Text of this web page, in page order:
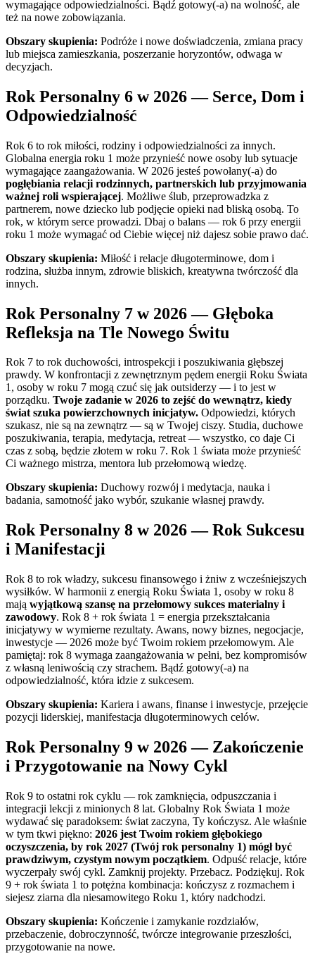
wymagające odpowiedzialności. Bądź gotowy(-a) na wolność, ale
też na nowe zobowiązania.
Obszary skupienia: Podróże i nowe doświadczenia, zmiana pracy
lub miejsca zamieszkania, poszerzanie horyzontów, odwaga w
decyzjach.
Rok Personalny 6 w 2026 — Serce, Dom i
Odpowiedzialność
Rok 6 to rok miłości, rodziny i odpowiedzialności za innych.
Globalna energia roku 1 może przynieść nowe osoby lub sytuacje
wymagające zaangażowania. W 2026 jesteś powołany(-a) do
pogłębiania relacji rodzinnych, partnerskich lub przyjmowania
ważnej roli wspierającej. Możliwe ślub, przeprowadzka z
partnerem, nowe dziecko lub podjęcie opieki nad bliską osobą. To
rok, w którym serce prowadzi. Dbaj o balans — rok 6 przy energii
roku 1 może wymagać od Ciebie więcej niż dajesz sobie prawo dać.
Obszary skupienia: Miłość i relacje długoterminowe, dom i
rodzina, służba innym, zdrowie bliskich, kreatywna twórczość dla
innych.
Rok Personalny 7 w 2026 — Głęboka
Refleksja na Tle Nowego Świtu
Rok 7 to rok duchowości, introspekcji i poszukiwania głębszej
prawdy. W konfrontacji z zewnętrznym pędem energii Roku Świata
1, osoby w roku 7 mogą czuć się jak outsiderzy — i to jest w
porządku. Twoje zadanie w 2026 to zejść do wewnątrz, kiedy
świat szuka powierzchownych inicjatyw. Odpowiedzi, których
szukasz, nie są na zewnątrz — są w Twojej ciszy. Studia, duchowe
poszukiwania, terapia, medytacja, retreat — wszystko, co daje Ci
czas z sobą, będzie złotem w roku 7. Rok 1 świata może przynieść
Ci ważnego mistrza, mentora lub przełomową wiedzę.
Obszary skupienia: Duchowy rozwój i medytacja, nauka i
badania, samotność jako wybór, szukanie własnej prawdy.
Rok Personalny 8 w 2026 — Rok Sukcesu
i Manifestacji
Rok 8 to rok władzy, sukcesu finansowego i żniw z wcześniejszych
wysiłków. W harmonii z energią Roku Świata 1, osoby w roku 8
mają wyjątkową szansę na przełomowy sukces materialny i
zawodowy. Rok 8 + rok świata 1 = energia przekształcania
inicjatywy w wymierne rezultaty. Awans, nowy biznes, negocjacje,
inwestycje — 2026 może być Twoim rokiem przełomowym. Ale
pamiętaj: rok 8 wymaga zaangażowania w pełni, bez kompromisów
z własną leniwością czy strachem. Bądź gotowy(-a) na
odpowiedzialność, która idzie z sukcesem.
Obszary skupienia: Kariera i awans, finanse i inwestycje, przejęcie
pozycji liderskiej, manifestacja długoterminowych celów.
Rok Personalny 9 w 2026 — Zakończenie
i Przygotowanie na Nowy Cykl
Rok 9 to ostatni rok cyklu — rok zamknięcia, odpuszczania i
integracji lekcji z minionych 8 lat. Globalny Rok Świata 1 może
wydawać się paradoksem: świat zaczyna, Ty kończysz. Ale właśnie
w tym tkwi piękno: 2026 jest Twoim rokiem głębokiego
oczyszczenia, by rok 2027 (Twój rok personalny 1) mógł być
prawdziwym, czystym nowym początkiem. Odpuść relacje, które
wyczerpały swój cykl. Zamknij projekty. Przebacz. Podziękuj. Rok
9 + rok świata 1 to potężna kombinacja: kończysz z rozmachem i
siejesz ziarna dla niesamowitego Roku 1, który nadchodzi.
Obszary skupienia: Kończenie i zamykanie rozdziałów,
przebaczenie, dobroczynność, twórcze integrowanie przeszłości,
przygotowanie na nowe.